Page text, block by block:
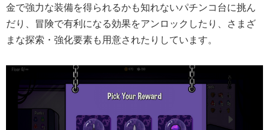
金で強力な装備を得られるかも知れないパチンコ台に挑ん
だり、冒険で有利になる効果をアンロックしたり、さまざ
まな探索・強化要素も用意されたりしています。